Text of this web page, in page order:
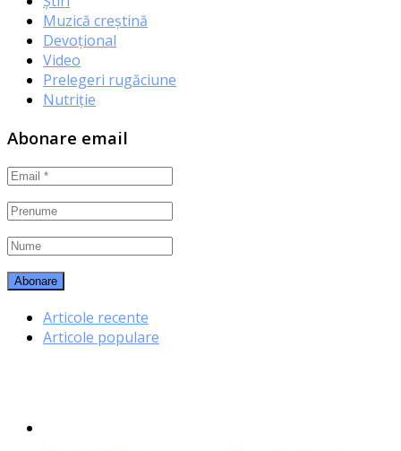
Muzică creștină
Devoțional
Video
Prelegeri rugăciune
Nutriție
Abonare email
Articole recente
Articole populare